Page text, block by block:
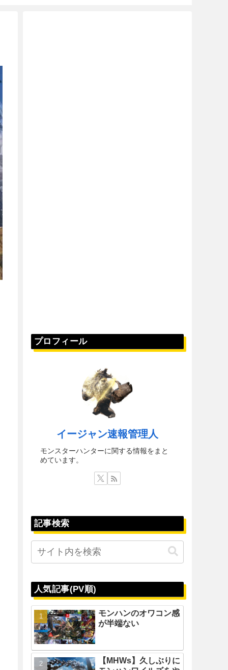
プロフィール
イージャン速報管理人
モンスターハンターに関する情報をまと
めています。
記事検索
人気記事(PV順)
モンハンのオワコン感
が半端ない
【MHWs】久しぶりに